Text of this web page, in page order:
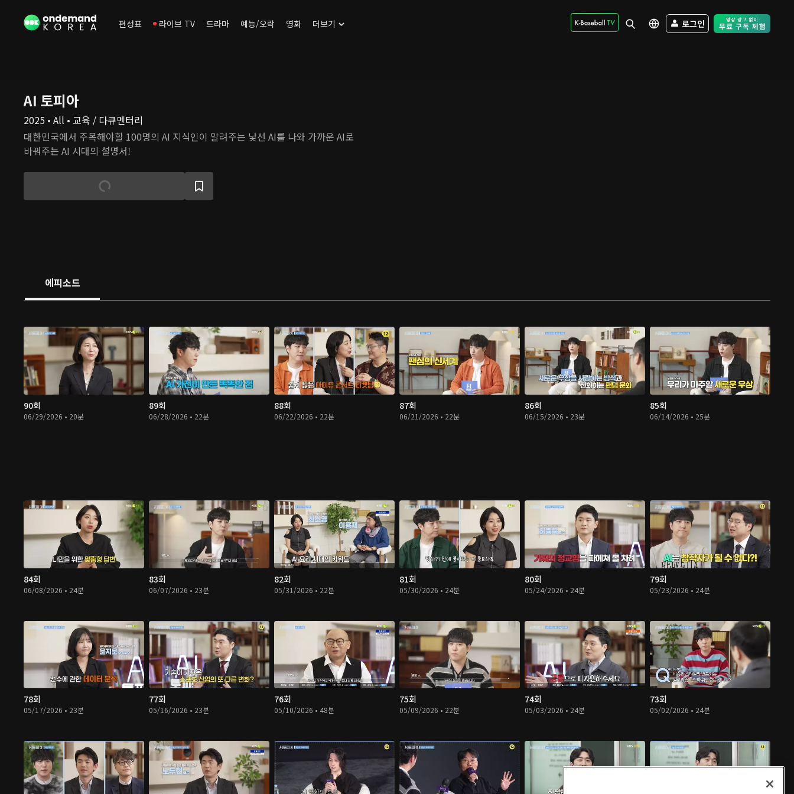
편성표 라이브 TV 드라마 예능/오락 영화 더보기 로그인 Free Trial -
AI 토피아
2025 • All • 교육 / 다큐멘터리
대한민국에서 주목해야할 100명의 AI 지식인이 알려주는 낯선 AI를 나와 가까운 AI로
바꿔주는 AI 시대의 설명서!
에피소드
90회
06/29/2026 • 20분
89회
06/28/2026 • 22분
88회
06/22/2026 • 22분
87회
06/21/2026 • 22분
86회
06/15/2026 • 23분
85회
06/14/2026 • 25분
84회
06/08/2026 • 24분
83회
06/07/2026 • 23분
82회
05/31/2026 • 22분
81회
05/30/2026 • 24분
80회
05/24/2026 • 24분
79회
05/23/2026 • 24분
78회
05/17/2026 • 23분
77회
05/16/2026 • 23분
76회
05/10/2026 • 48분
75회
05/09/2026 • 22분
74회
05/03/2026 • 24분
73회
05/02/2026 • 24분